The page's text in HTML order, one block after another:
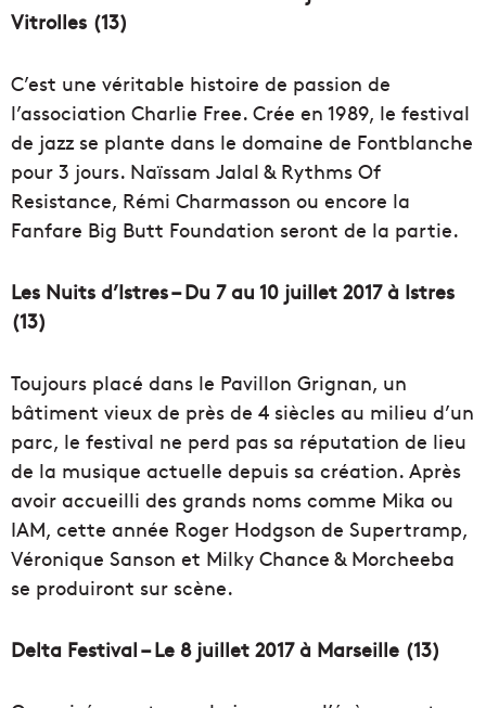
Vitrolles (13)
C’est une véritable histoire de passion de
l’association Charlie Free. Crée en 1989, le festival
de jazz se plante dans le domaine de Fontblanche
pour 3 jours. Naïssam Jalal & Rythms Of
Resistance, Rémi Charmasson ou encore la
Fanfare Big Butt Foundation seront de la partie.
Les Nuits d’Istres – Du 7 au 10 juillet 2017 à Istres
(13)
Toujours placé dans le Pavillon Grignan, un
bâtiment vieux de près de 4 siècles au milieu d’un
parc, le festival ne perd pas sa réputation de lieu
de la musique actuelle depuis sa création. Après
avoir accueilli des grands noms comme Mika ou
IAM, cette année Roger Hodgson de Supertramp,
Véronique Sanson et Milky Chance & Morcheeba
se produiront sur scène.
Delta Festival – Le 8 juillet 2017 à Marseille (13)